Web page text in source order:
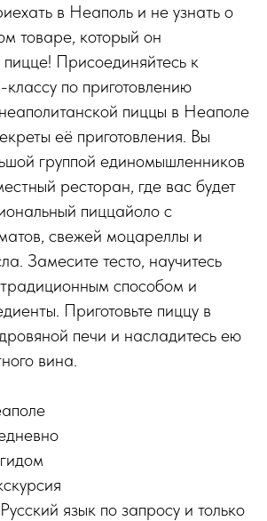
в Неаполь и не узнать о
товаре, который он
пицце! Присоединяйтесь к
по приготовлению
пиццы в Неаполе
её приготовления. Вы
группой единомышленников
ресторан, где вас будет
пиццайоло с
свежей моцареллы и
Замесите тесто, научитесь
способом и
Приготовьте пиццу в
печи и насладитесь ею
вина.
язык по запросу и только